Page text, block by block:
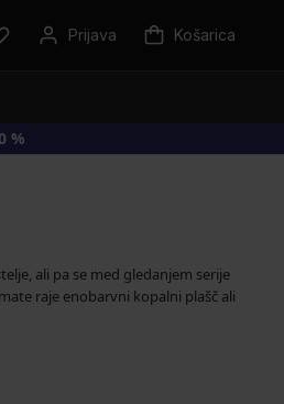
Prijava Košarica
%
ali pa se med gledanjem serije
raje enobarvni kopalni plašč ali